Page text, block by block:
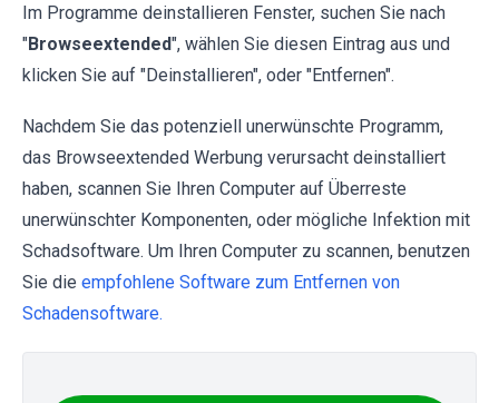
Im Programme deinstallieren Fenster, suchen Sie nach
"Browseextended", wählen Sie diesen Eintrag aus und
klicken Sie auf "Deinstallieren", oder "Entfernen".
Nachdem Sie das potenziell unerwünschte Programm,
das Browseextended Werbung verursacht deinstalliert
haben, scannen Sie Ihren Computer auf Überreste
unerwünschter Komponenten, oder mögliche Infektion mit
Schadsoftware. Um Ihren Computer zu scannen, benutzen
Sie die empfohlene Software zum Entfernen von
Schadensoftware.